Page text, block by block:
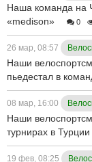
Наша команда на
«medison»
0
26 мар, 08:57
Наши
пьедестал в
08 мар, 16:00
Наши
турнирах в Турции
19 фев, 08:25